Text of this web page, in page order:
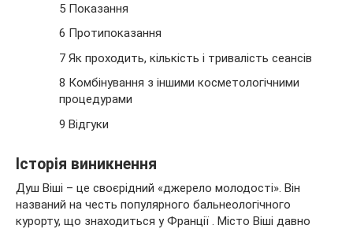
5 Показання
6 Протипоказання
7 Як проходить, кількість і тривалість сеансів
8 Комбінування з іншими косметологічними
процедурами
9 Відгуки
Історія виникнення
Душ Віші – це своєрідний «джерело молодості». Він
названий на честь популярного бальнеологічного
курорту, що знаходиться у Франції . Місто Віші давно